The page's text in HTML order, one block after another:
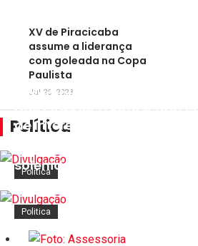
XV de Piracicaba
assume a liderança
com goleada na Copa
Paulista
Jul 26, 2023
Política
Assembleia Legislativa
de Interesse Turístico
Politica
solenidade de aniversário
Politica